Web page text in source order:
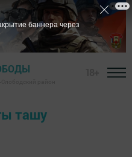
ташу
баннера через